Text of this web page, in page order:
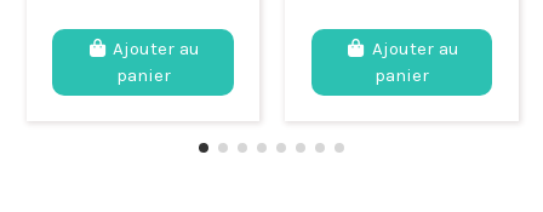
Ajouter au
panier
Ajouter au
panier